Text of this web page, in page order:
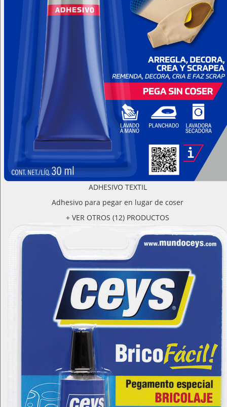
ADHESIVO TEXTIL
Adhesivo para pegar en lugar de coser
+ VER OTROS (12) PRODUCTOS